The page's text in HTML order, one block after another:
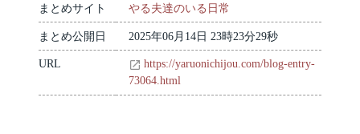
まとめサイト やる夫達のいる日常
まとめ公開日 2025年06月14日 23時23分29秒
URL
https://yaruonichijou.com/blog-entry-
73064.html